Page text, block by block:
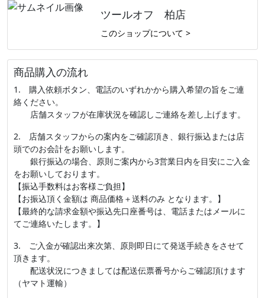
ツールオフ 柏店
このショップについて >
商品購入の流れ
1. 購入依頼ボタン、電話のいずれかから購入希望の旨をご連
絡ください。
店舗スタッフが在庫状況を確認しご連絡を差し上げます。
2. 店舗スタッフからの案内をご確認頂き、銀行振込または店
頭でのお会計をお願いします。
銀行振込の場合、原則ご案内から3営業日内を目安にご入金
をお願いしております。
【振込手数料はお客様ご負担】
【お振込頂く金額は 商品価格＋送料のみ となります。】
【最終的な請求金額や振込先口座番号は、電話またはメールに
てご連絡いたします。】
3. ご入金が確認出来次第、原則即日にて発送手続きをさせて
頂きます。
配送状況につきましては配送伝票番号からご確認頂けます
（ヤマト運輸）